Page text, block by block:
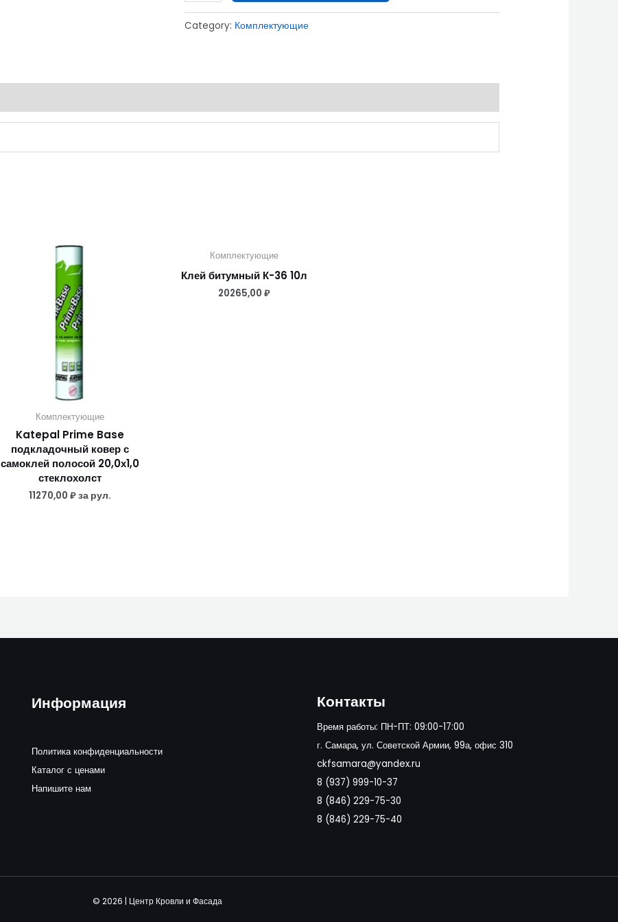
Category: Комплектующие
Комплектующие
Katepal Prime Base
подкладочный ковер с
самоклей полосой 20,0х1,0
стеклохолст
11270,00 ₽за рул.
Комплектующие
Клей битумный К-36 10л
20265,00₽
Информация
Политика конфиденциальности
Каталог с ценами
Напишите нам
Контакты
Время работы: ПН-ПТ: 09:00-17:00
г. Самара, ул. Советской Армии, 99а, офис 310
ckfsamara@yandex.ru
8 (937) 999-10-37
8 (846) 229-75-30
8 (846) 229-75-40
© 2026 | Центр Кровли и Фасада